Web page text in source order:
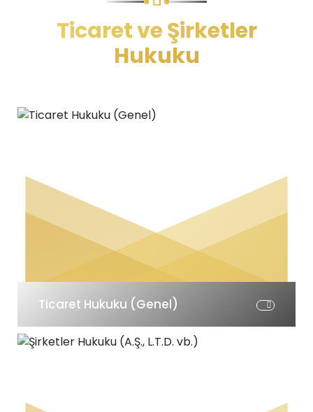
Ticaret ve Şirketler
Hukuku
Ticaret Hukuku (Genel)